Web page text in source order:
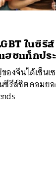
ในซีรีส์
ฮชแท็กปร
งจีนได้เซ็นเ
นซีรีส์ซิตคอมย